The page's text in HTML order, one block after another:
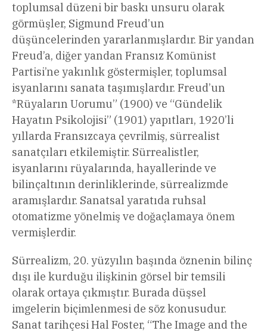
toplumsal düzeni bir baskı unsuru olarak
görmüşler, Sigmund Freud’un
düşüncelerinden yararlanmışlardır. Bir yandan
Freud’a, diğer yandan Fransız Komünist
Partisi’ne yakınlık göstermişler, toplumsal
isyanlarını sanata taşımışlardır. Freud’un
*Rüyaların Uorumu” (1900) ve “Gündelik
Hayatın Psikolojisi” (1901) yapıtları, 1920’li
yıllarda Fransızcaya çevrilmiş, sürrealist
sanatçıları etkilemiştir. Sürrealistler,
isyanlarını rüyalarında, hayallerinde ve
bilinçaltının derinliklerinde, sürrealizmde
aramışlardır. Sanatsal yaratıda ruhsal
otomatizme yönelmiş ve doğaçlamaya önem
vermişlerdir.
Sürrealizm, 20. yüzyılın başında öznenin bilinç
dışı ile kurduğu ilişkinin görsel bir temsili
olarak ortaya çıkmıştır. Burada düşsel
imgelerin biçimlenmesi de söz konusudur.
Sanat tarihçesi Hal Foster, “The Image and the